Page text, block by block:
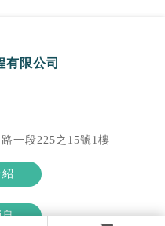
一段225之15號1樓
息